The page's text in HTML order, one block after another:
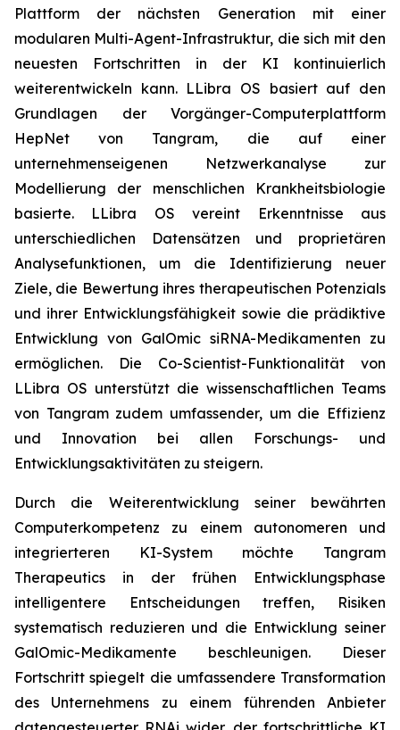
Plattform der nächsten Generation mit einer
modularen Multi-Agent-Infrastruktur, die sich mit den
neuesten Fortschritten in der KI kontinuierlich
weiterentwickeln kann. LLibra OS basiert auf den
Grundlagen der Vorgänger-Computerplattform
HepNet von Tangram, die auf einer
unternehmenseigenen Netzwerkanalyse zur
Modellierung der menschlichen Krankheitsbiologie
basierte. LLibra OS vereint Erkenntnisse aus
unterschiedlichen Datensätzen und proprietären
Analysefunktionen, um die Identifizierung neuer
Ziele, die Bewertung ihres therapeutischen Potenzials
und ihrer Entwicklungsfähigkeit sowie die prädiktive
Entwicklung von GalOmic siRNA-Medikamenten zu
ermöglichen. Die Co-Scientist-Funktionalität von
LLibra OS unterstützt die wissenschaftlichen Teams
von Tangram zudem umfassender, um die Effizienz
und Innovation bei allen Forschungs- und
Entwicklungsaktivitäten zu steigern.
Durch die Weiterentwicklung seiner bewährten
Computerkompetenz zu einem autonomeren und
integrierteren KI-System möchte Tangram
Therapeutics in der frühen Entwicklungsphase
intelligentere Entscheidungen treffen, Risiken
systematisch reduzieren und die Entwicklung seiner
GalOmic-Medikamente beschleunigen. Dieser
Fortschritt spiegelt die umfassendere Transformation
des Unternehmens zu einem führenden Anbieter